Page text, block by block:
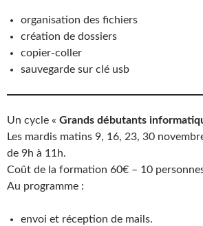
organisation des fichiers
création de dossiers
copier-coller
sauvegarde sur clé usb
Un cycle « Grands débutants
Les mardis matins 9, 16, 23, 30
de 9h à 11h.
Coût de la formation 60€ – 10
Au programme :
envoi et réception de mails.